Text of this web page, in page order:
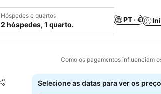
Hóspedes e quartos
2 hóspedes, 1 quarto.
PT · €
Como os pagamentos influenciam
Partilhar
Adicionar aos favoritos
Selecione as datas para ver os